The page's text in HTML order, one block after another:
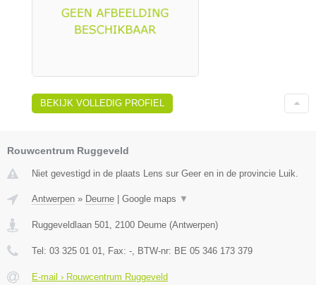
BEKIJK VOLLEDIG PROFIEL
Rouwcentrum Ruggeveld
Niet gevestigd in de plaats Lens sur Geer en in de provincie Luik.
Antwerpen » Deurne Google maps ▼
Ruggeveldlaan 501, 2100 Deurne (Antwerpen)
Tel: 03 325 01 01, Fax: -, BTW-nr: BE 05 346 173 379
E-mail › Rouwcentrum Ruggeveld